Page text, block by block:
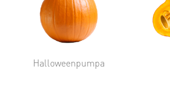
Halloweenpumpa